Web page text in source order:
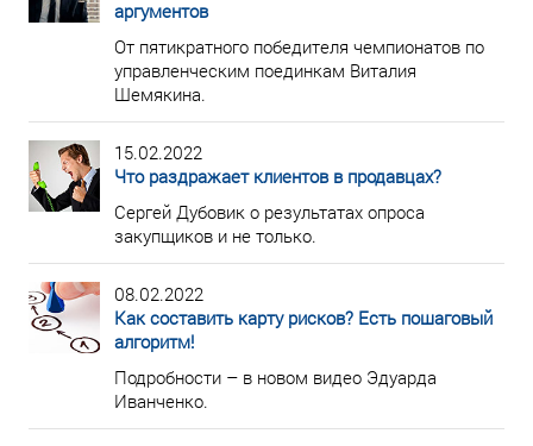
аргументов
От пятикратного победителя чемпионатов по
управленческим поединкам Виталия
Шемякина.
15.02.2022
Что раздражает клиентов в продавцах?
Сергей Дубовик о результатах опроса
закупщиков и не только.
08.02.2022
Как составить карту рисков? Есть пошаговый
алгоритм!
Подробности – в новом видео Эдуарда
Иванченко.